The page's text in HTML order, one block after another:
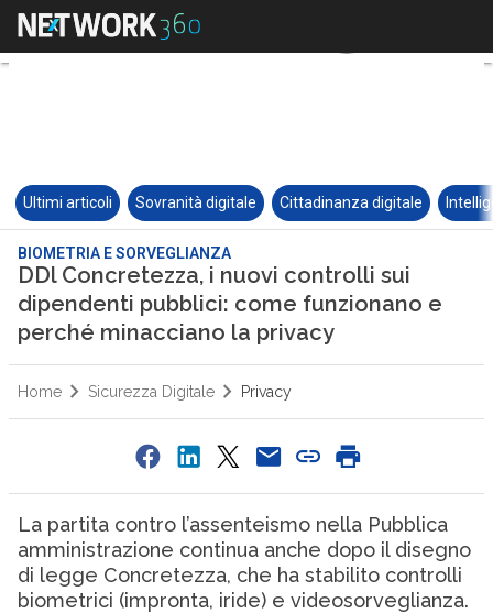
Ultimi articoli Sovranità digitale Cittadinanza digitale
BIOMETRIA E SORVEGLIANZA
DDl Concretezza, i nuovi controlli sui
dipendenti pubblici: come funzionano e
perché minacciano la privacy
Home Sicurezza Digitale Privacy
La partita contro l’assenteismo nella Pubblica
amministrazione continua anche dopo il disegno
di legge Concretezza, che ha stabilito controlli
biometrici (impronta, iride) e videosorveglianza.